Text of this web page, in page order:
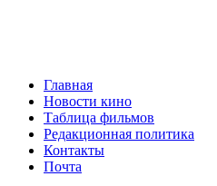
Главная
Новости кино
Таблица фильмов
Редакционная политика
Контакты
Почта